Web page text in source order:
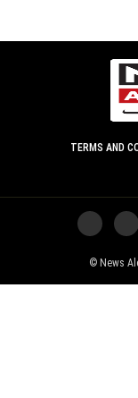
TERMS AND
News